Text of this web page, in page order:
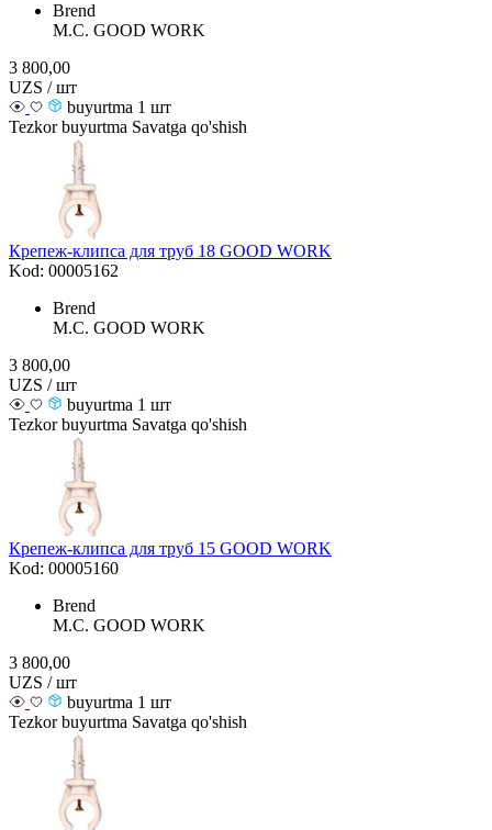
Brend
M.С. GOOD WORK
3 800,00
UZS / шт
buyurtma 1 шт
Tezkor buyurtma Savatga qo'shish
Крепеж-клипса для труб 18 GOOD WORK
Kod: 00005162
Brend
M.С. GOOD WORK
3 800,00
UZS / шт
buyurtma 1 шт
Tezkor buyurtma Savatga qo'shish
Крепеж-клипса для труб 15 GOOD WORK
Kod: 00005160
Brend
M.С. GOOD WORK
3 800,00
UZS / шт
buyurtma 1 шт
Tezkor buyurtma Savatga qo'shish